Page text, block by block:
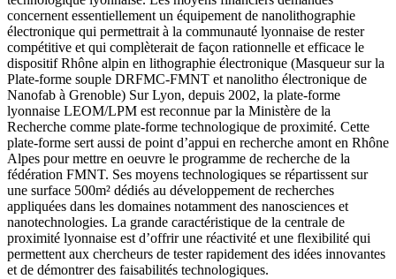
concernent essentiellement un équipement de nanolithographie
électronique qui permettrait à la communauté lyonnaise de rester
compétitive et qui complèterait de façon rationnelle et efficace le
dispositif Rhône alpin en lithographie électronique (Masqueur sur la
Plate-forme souple DRFMC-FMNT et nanolitho électronique de
Nanofab à Grenoble) Sur Lyon, depuis 2002, la plate-forme
lyonnaise LEOM/LPM est reconnue par la Ministère de la
Recherche comme plate-forme technologique de proximité. Cette
plate-forme sert aussi de point d’appui en recherche amont en Rhône
Alpes pour mettre en oeuvre le programme de recherche de la
fédération FMNT. Ses moyens technologiques se répartissent sur
une surface 500m² dédiés au développement de recherches
appliquées dans les domaines notamment des nanosciences et
nanotechnologies. La grande caractéristique de la centrale de
proximité lyonnaise est d’offrir une réactivité et une flexibilité qui
permettent aux chercheurs de tester rapidement des idées innovantes
et de démontrer des faisabilités technologiques.